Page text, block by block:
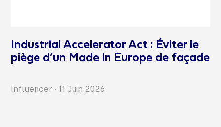
Industrial Accelerator Act : Éviter le
piège d’un Made in Europe de façade
Influencer · 11 Juin 2026